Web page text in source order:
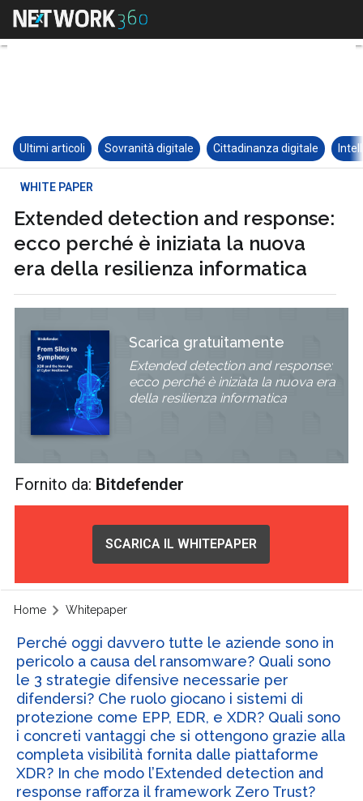
Ultimi articoli Sovranità digitale Cittadinanza digitale
WHITE PAPER
Extended detection and response:
ecco perché è iniziata la nuova
era della resilienza informatica
Scarica gratuitamente
Extended detection and response:
ecco perché è iniziata la nuova era
della resilienza informatica
Fornito da: Bitdefender
SCARICA IL WHITEPAPER
Home Whitepaper
Perché oggi davvero tutte le aziende sono in
pericolo a causa del ransomware? Quali sono
le 3 strategie difensive necessarie per
difendersi? Che ruolo giocano i sistemi di
protezione come EPP, EDR, e XDR? Quali sono
i concreti vantaggi che si ottengono grazie alla
completa visibilità fornita dalle piattaforme
XDR? In che modo l’Extended detection and
response rafforza il framework Zero Trust?